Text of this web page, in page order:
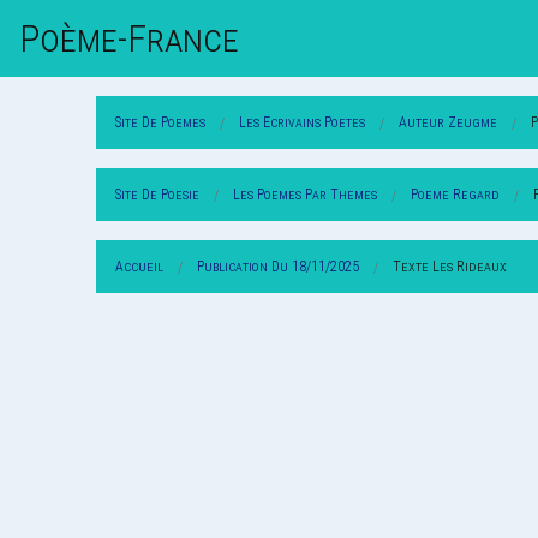
Poème-FrAnce
Site De Poemes Les Ecrivains Poetes Auteur Zeugme
Site De Poesie Les Poemes Par Themes Poeme Regard
Accueil Publication Du 18/11/2025 Texte Les Rideaux